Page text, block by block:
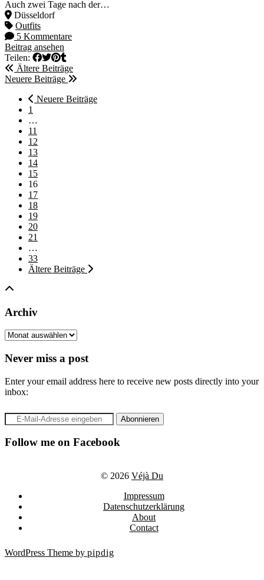
Auch zwei Tage nach der…
Düsseldorf
Outfits
5 Kommentare
Beitrag ansehen
Teilen:
Ältere Beiträge
Neuere Beiträge
Neuere Beiträge
1
…
11
12
13
14
15
16
17
18
19
20
21
…
33
Ältere Beiträge
Archiv
Archiv
Never miss a post
Enter your email address here to receive new posts directly into your
inbox:
Follow me on Facebook
© 2026 Véjà Du
Impressum
Datenschutzerklärung
About
Contact
WordPress Theme by pipdig